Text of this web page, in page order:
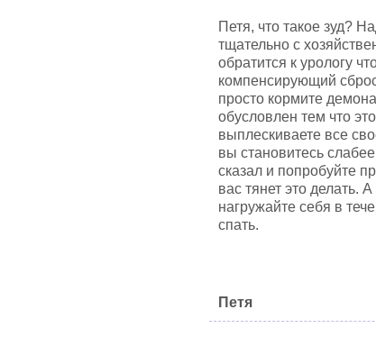
Петя, что такое зуд?
тщательно с
обратится к урологу
компенсирующий
просто кормите
обусловлен тем что
выплескиваете все
вы становитесь
сказал и попробуйте
вас тянет это делать.
нагружайте себя в
спать.
Петя